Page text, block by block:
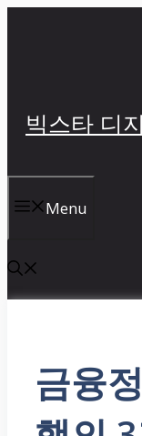
빅스타 디
Menu
금융